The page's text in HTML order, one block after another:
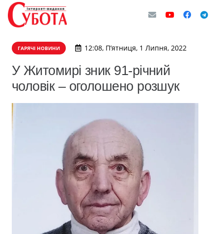
ГАРЯЧІ НОВИНИ 12:08, П’ятниця, 1 Липня, 2022
У Житомирі зник 91-річний
чоловік – оголошено розшук